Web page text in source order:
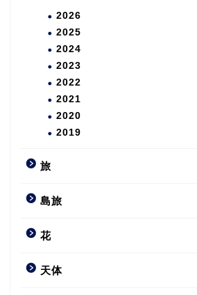
2026
2025
2024
2023
2022
2021
2020
2019
旅
島旅
花
天体